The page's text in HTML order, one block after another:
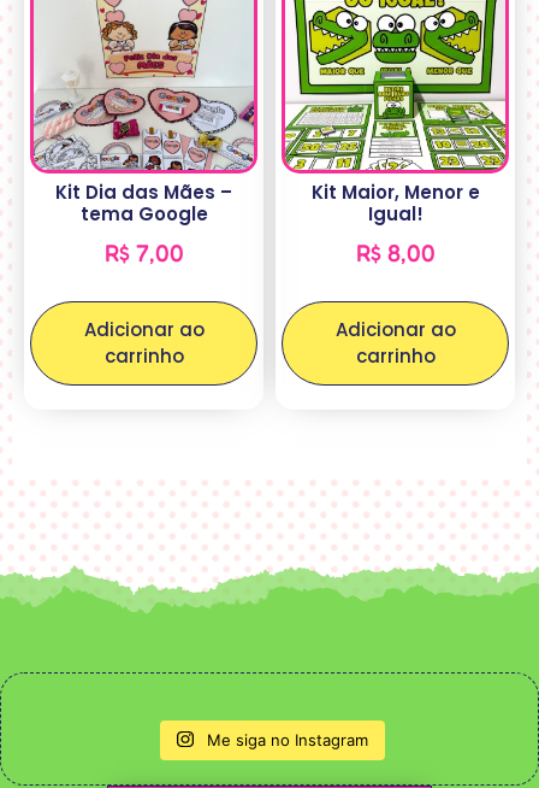
Kit Dia das Mães –
tema Google
R$7,00
Adicionar ao
carrinho
Kit Maior, Menor e
Igual!
R$8,00
Adicionar ao
carrinho
Me siga no Instagram